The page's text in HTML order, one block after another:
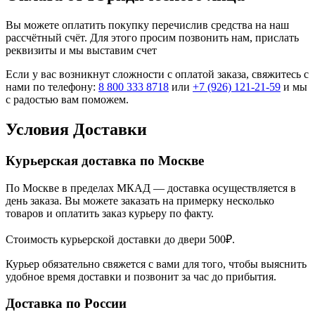
Вы можете оплатить покупку перечислив средства на наш
рассчётный счёт. Для этого просим позвонить нам, прислать
реквизиты и мы выставим счет
Если у вас возникнут сложности с оплатой заказа, свяжитесь с
нами по телефону: 8 800 333 8718 или +7 (926) 121-21-59 и мы
с радостью вам поможем.
Условия Доставки
Курьерская доставка по Москве
По Москве в пределах МКАД — доставка осуществляется в
день заказа. Вы можете заказать на примерку несколько
товаров и оплатить заказ курьеру по факту.
Стоимость курьерской доставки до двери 500₽.
Курьер обязательно свяжется с вами для того, чтобы выяснить
удобное время доставки и позвонит за час до прибытия.
Доставка по России